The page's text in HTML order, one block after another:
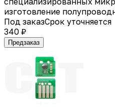
изготовление
Под заказСрок уточняется
340 ₽
Предзаказ